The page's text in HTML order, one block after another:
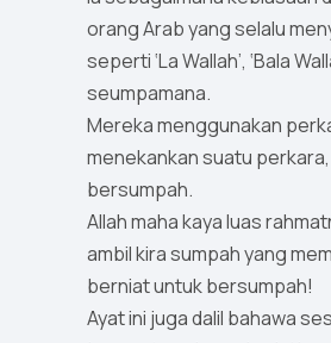
orang Arab yang selalu
seperti ‘La Wallah’, ‘Bala
seumpamana.
Mereka menggunakan
menekankan suatu
bersumpah.
Allah maha kaya luas
ambil kira sumpah yang
berniat untuk bersumpah!
Ayat ini juga dalil bahawa